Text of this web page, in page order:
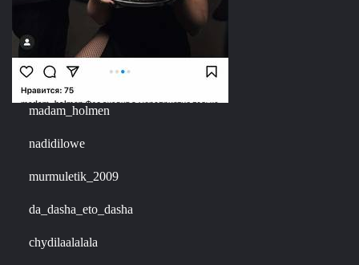
madam_holmen
nadidilowe
murmuletik_2009
da_dasha_eto_dasha
chydilaalalala